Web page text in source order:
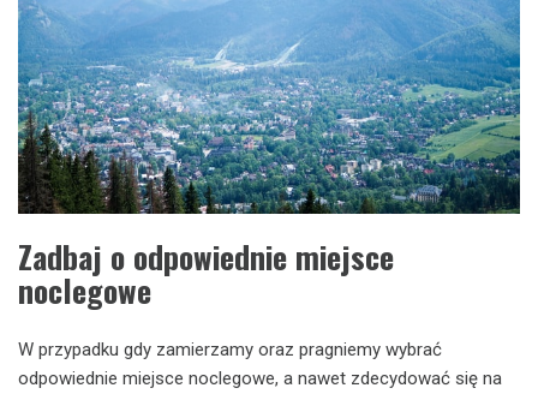
Zadbaj o odpowiednie miejsce
noclegowe
W przypadku gdy zamierzamy oraz pragniemy wybrać
odpowiednie miejsce noclegowe, a nawet zdecydować się na